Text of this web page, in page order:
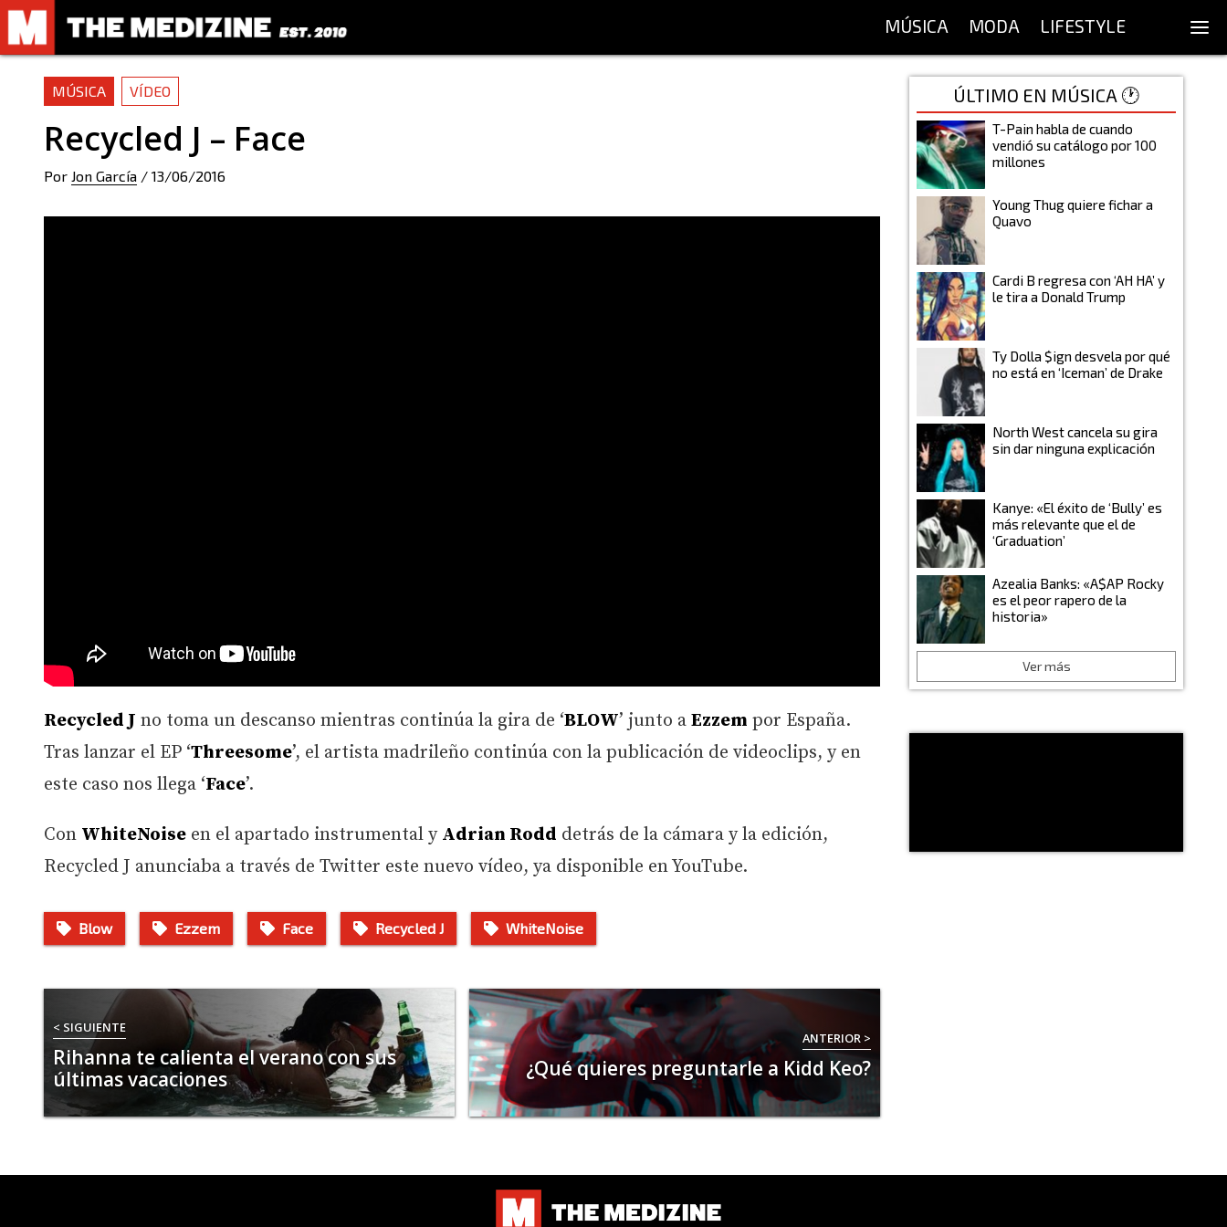
MÚSICA MODA LIFESTYLE
MÚSICA VÍDEO
Recycled J – Face
Por Jon García / 13/06/2016
Recycled J no toma un descanso mientras continúa la gira de ‘BLOW’ junto a Ezzem por España.
Tras lanzar el EP ‘Threesome’, el artista madrileño continúa con la publicación de videoclips, y en
este caso nos llega ‘Face’.
Con WhiteNoise en el apartado instrumental y Adrian Rodd detrás de la cámara y la edición,
Recycled J anunciaba a través de Twitter este nuevo vídeo, ya disponible en YouTube.
Blow Ezzem Face Recycled J WhiteNoise
< SIGUIENTE
Rihanna te calienta el verano con sus
últimas vacaciones
ANTERIOR >
¿Qué quieres preguntarle a Kidd Keo?
ÚLTIMO EN MÚSICA 🕐
T-Pain habla de cuando
vendió su catálogo por 100
millones
Young Thug quiere fichar a
Quavo
Cardi B regresa con ‘AH HA’ y
le tira a Donald Trump
Ty Dolla $ign desvela por qué
no está en ‘Iceman’ de Drake
North West cancela su gira
sin dar ninguna explicación
Kanye: «El éxito de ‘Bully’ es
más relevante que el de
‘Graduation’
Azealia Banks: «A$AP Rocky
es el peor rapero de la
historia»
Ver más